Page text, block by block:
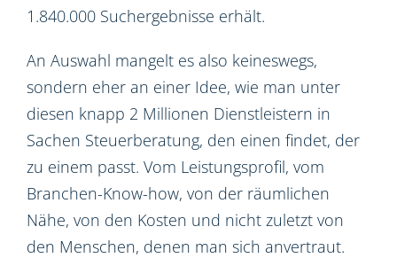
1.840.000 Suchergebnisse erhält.
An Auswahl mangelt es also keineswegs,
sondern eher an einer Idee, wie man unter
diesen knapp 2 Millionen Dienstleistern in
Sachen Steuerberatung, den einen findet, der
zu einem passt. Vom Leistungsprofil, vom
Branchen-Know-how, von der räumlichen
Nähe, von den Kosten und nicht zuletzt von
den Menschen, denen man sich anvertraut.